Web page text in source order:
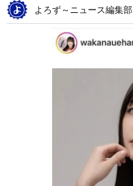
よろず～ニュース編集部